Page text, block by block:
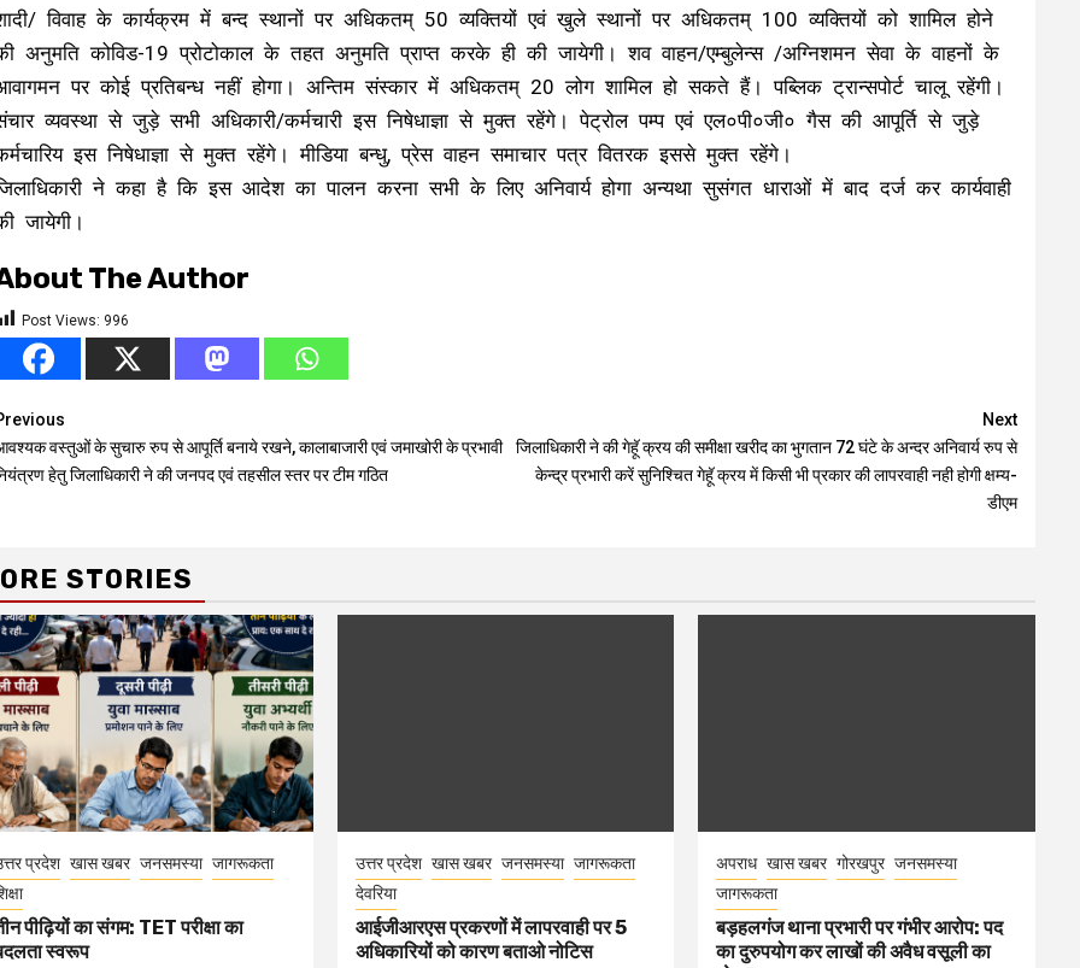
विवाह के कार्यक्रम में बन्द स्थानों पर अधिकतम् 50 व्यक्तियों एवं खुले स्थानों पर अधिकतम् 100 व्यक्तियों को शामिल होने
अनुमति कोविड-19 प्रोटोकाल के तहत अनुमति प्राप्त करके ही की जायेगी। शव वाहन/एम्बुलेन्स /अग्निशमन सेवा के वाहनों के
पर कोई प्रतिबन्ध नहीं होगा। अन्तिम संस्कार में अधिकतम् 20 लोग शामिल हो सकते हैं। पब्लिक ट्रान्सपोर्ट चालू रहेंगी।
व्यवस्था से जुड़े सभी अधिकारी/कर्मचारी इस निषेधाज्ञा से मुक्त रहेंगे। पेट्रोल पम्प एवं एल०पी०जी० गैस की आपूर्ति से जुड़े
इस निषेधाज्ञा से मुक्त रहेंगे। मीडिया बन्धु, प्रेस वाहन समाचार पत्र वितरक इससे मुक्त रहेंगे।
ने कहा है कि इस आदेश का पालन करना सभी के लिए अनिवार्य होगा अन्यथा सुसंगत धाराओं में बाद दर्ज कर कार्यवाही
जायेगी।
The Author
Post Views: 996
वस्तुओं के सुचारु रुप से आपूर्ति बनाये रखने, कालाबाजारी एवं जमाखोरी के प्रभावी
हेतु जिलाधिकारी ने की जनपद एवं तहसील स्तर पर टीम गठित
Next
जिलाधिकारी ने की गेहूॅ क्रय की समीक्षा खरीद का भुगतान 72 घंटे के अन्दर अनिवार्य रुप से
केन्द्र प्रभारी करें सुनिश्चित गेहूॅ क्रय में किसी भी प्रकार की लापरवाही नही होगी क्षम्य-
डीएम
STORIES
प्रदेश खास खबर जनसमस्या जागरूकता
पीढ़ियों का संगम: TET परीक्षा का
स्वरूप
उत्तर प्रदेश खास खबर जनसमस्या जागरूकता
देवरिया
आईजीआरएस प्रकरणों में लापरवाही पर 5
अधिकारियों को कारण बताओ नोटिस
अपराध खास खबर गोरखपुर जनसमस्या
जागरूकता
बड़हलगंज थाना प्रभारी पर गंभीर आरोप: पद
का दुरुपयोग कर लाखों की अवैध वसूली का